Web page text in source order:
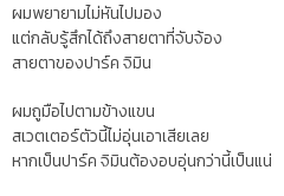
ผมพยายามไม่หันไปมอง
แต่กลับรู้สึกได้ถึงสายตาที่จับจ้อง
สายตาของปาร์ค จิมิน
ผมถูมือไปตามข้างแขน
สเวตเตอร์ตัวนี้ไม่อุ่นเอาเสียเลย
หากเป็นปาร์ค จิมินต้องอบอุ่นกว่านี้เป็นแน่